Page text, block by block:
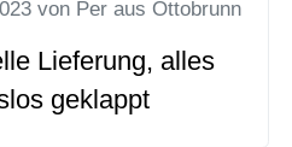
von Per aus Ottobrunn
Lieferung, alles
geklappt